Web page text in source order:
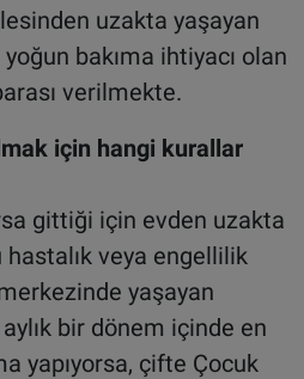
uzakta yaşayan
bakıma ihtiyacı olan
verilmekte.
için hangi kurallar
gittiği için evden uzakta
hastalık veya engellilik
yaşayan
bir dönem içinde en
yapıyorsa, çifte Çocuk